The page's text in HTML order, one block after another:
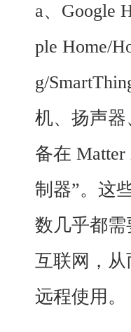
a、Google
ple Home/
g/
机、扬声
备在
制器”。这
数几乎都
互联网，
远程使用。